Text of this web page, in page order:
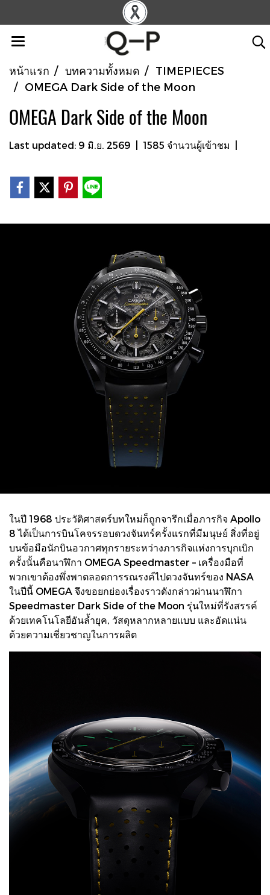
หน้าแรก บทความทั้งหมด
TIMEPIECES
OMEGA Dark Side of the Moon
OMEGA Dark Side of the Moon
Last updated: 9 มิ.ย. 2569 1585 จำนวนผู้เข้าชม
ในปี 1968 ประวัติศาสตร์บทใหม่ก็ถูกจารึกเมื่อภารกิจ Apollo
8 ได้เป็นการบินโคจรรอบดวงจันทร์ครั้งแรกที่มีมนุษย์ สิ่งที่อยู่
บนข้อมือนักบินอวกาศทุกรายระหว่างภารกิจแห่งการบุกเบิก
ครั้งนั้นคือนาฬิกา OMEGA Speedmaster – เครื่องมือที่
พวกเขาต้องพึ่งพาตลอดการรณรงค์ไปดวงจันทร์ของ NASA
ในปีนี้ OMEGA จึงขอยกย่องเรื่องราวดังกล่าวผ่านนาฬิกา
Speedmaster Dark Side of the Moon รุ่นใหม่ที่รังสรรค์
ด้วยเทคโนโลยีอันล้ำยุค, วัสดุหลากหลายแบบ และอัดแน่น
ด้วยความเชี่ยวชาญในการผลิต